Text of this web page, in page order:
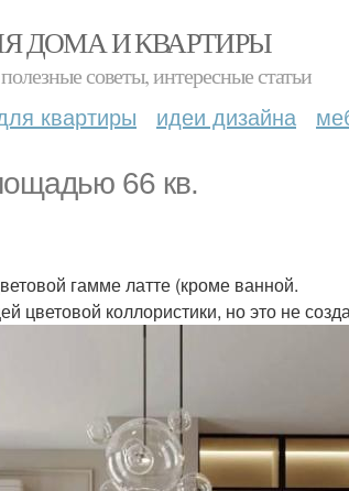
ДОМА И КВАРТИРЫ
советы, интересные статьи
квартиры идеи дизайна
66 кв.
гамме латте (кроме ванной.
цветовой коллористики, но это не